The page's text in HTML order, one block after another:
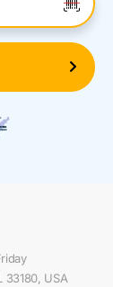
33180, USA